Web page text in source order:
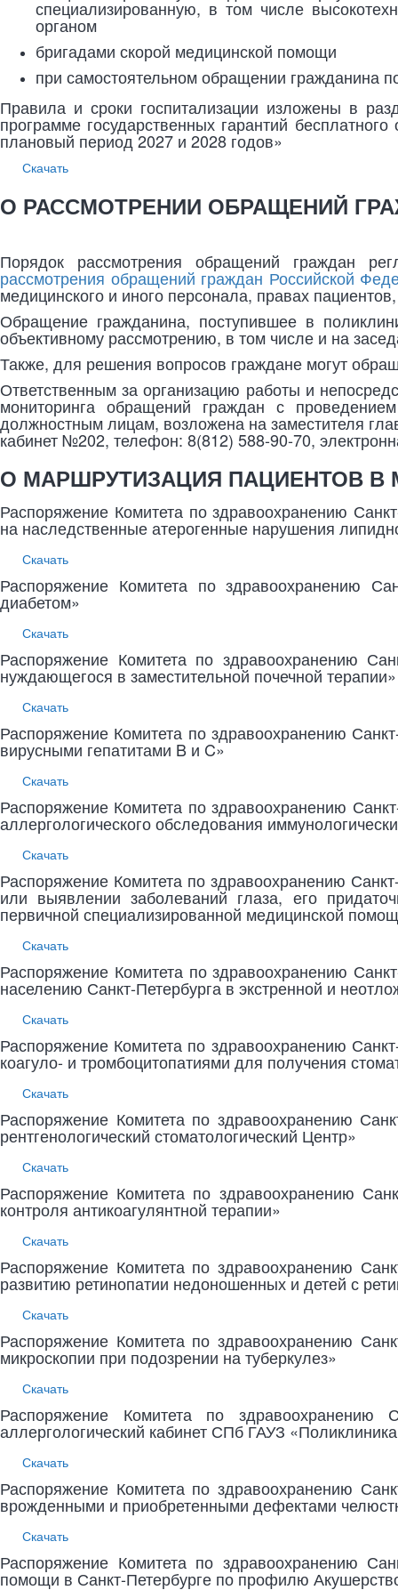
специализированную, в том числе
органом
бригадами скорой медицинской помощи
при самостоятельном обращении гражданина
Правила и сроки госпитализации изложены в
программе государственных гарантий
плановый период 2027 и 2028 годов»
Скачать
О РАССМОТРЕНИИ ОБРАЩЕНИЙ
Порядок рассмотрения обращений граждан
рассмотрения обращений граждан Российской
медицинского и иного персонала, правах
Обращение гражданина, поступившее в
объективному рассмотрению, в том числе и на
Также, для решения вопросов граждане могут
Ответственным за организацию работы и
мониторинга обращений граждан с
должностным лицам, возложена на заместителя
кабинет №202, телефон: 8(812) 588-90-70,
О МАРШРУТИЗАЦИЯ ПАЦИЕНТОВ В
Распоряжение Комитета по здравоохранению
на наследственные атерогенные нарушения
Скачать
Распоряжение Комитета по здравоохранению
диабетом»
Скачать
Распоряжение Комитета по здравоохранению
нуждающегося в заместительной почечной терапии»
Скачать
Распоряжение Комитета по здравоохранению
вирусными гепатитами B и C»
Скачать
Распоряжение Комитета по здравоохранению
аллергологического обследования
Скачать
Распоряжение Комитета по здравоохранению
или выявлении заболеваний глаза, его
первичной специализированной медицинской
Скачать
Распоряжение Комитета по здравоохранению
населению Санкт-Петербурга в экстренной и
Скачать
Распоряжение Комитета по здравоохранению
коагуло- и тромбоцитопатиями для получения
Скачать
Распоряжение Комитета по здравоохранению
рентгенологический стоматологический Центр»
Скачать
Распоряжение Комитета по здравоохранению
контроля антикоагулянтной терапии»
Скачать
Распоряжение Комитета по здравоохранению
развитию ретинопатии недоношенных и детей с
Скачать
Распоряжение Комитета по здравоохранению
микроскопии при подозрении на туберкулез»
Скачать
Распоряжение Комитета по
аллергологический кабинет СПб ГАУЗ
Скачать
Распоряжение Комитета по здравоохранению
врожденными и приобретенными дефектами
Скачать
Распоряжение Комитета по здравоохранению
помощи в Санкт-Петербурге по профилю